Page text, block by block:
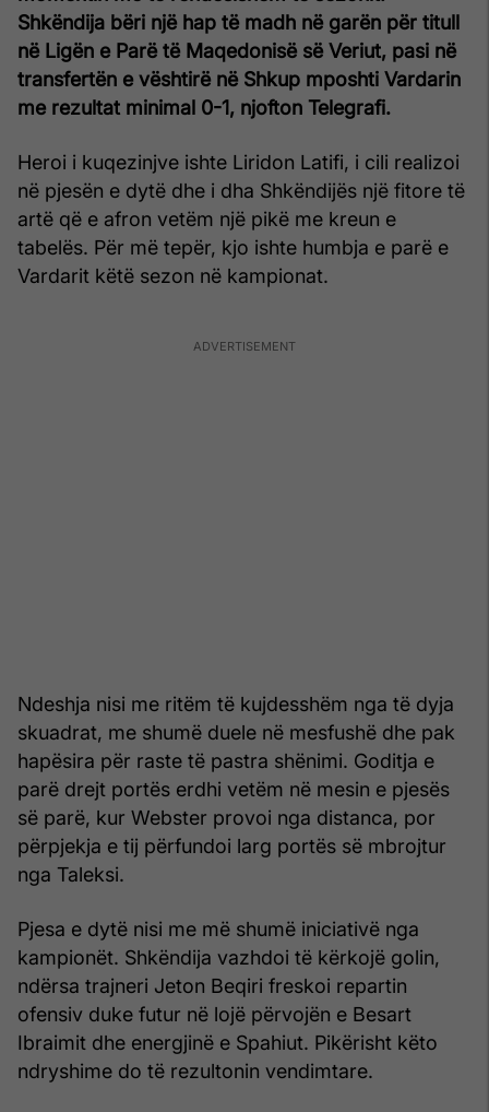
Shkëndija bëri një hap të madh në garën për titull
në Ligën e Parë të Maqedonisë së Veriut, pasi në
transfertën e vështirë në Shkup mposhti Vardarin
me rezultat minimal 0-1, njofton Telegrafi.
Heroi i kuqezinjve ishte Liridon Latifi, i cili realizoi
në pjesën e dytë dhe i dha Shkëndijës një fitore të
artë që e afron vetëm një pikë me kreun e
tabelës. Për më tepër, kjo ishte humbja e parë e
Vardarit këtë sezon në kampionat.
Ndeshja nisi me ritëm të kujdesshëm nga të dyja
skuadrat, me shumë duele në mesfushë dhe pak
hapësira për raste të pastra shënimi. Goditja e
parë drejt portës erdhi vetëm në mesin e pjesës
së parë, kur Webster provoi nga distanca, por
përpjekja e tij përfundoi larg portës së mbrojtur
nga Taleksi.
Pjesa e dytë nisi me më shumë iniciativë nga
kampionët. Shkëndija vazhdoi të kërkojë golin,
ndërsa trajneri Jeton Beqiri freskoi repartin
ofensiv duke futur në lojë përvojën e Besart
Ibraimit dhe energjinë e Spahiut. Pikërisht këto
ndryshime do të rezultonin vendimtare.